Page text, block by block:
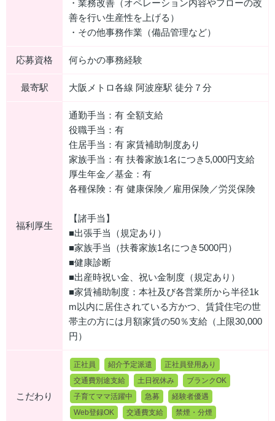
・業務改善（オペレーション内容やフローの改
善を行い生産性を上げる）
・その他事務作業（備品管理など）
応募資格 何らかの事務経験
最寄駅 大阪メトロ各線 阿波座駅 徒分７分
福利厚生
通勤手当：有 全額⽀給
役職⼿当：有
住居手当：有 家賃補助制度あり
家族手当：有 扶養家族1名につき5,000円⽀給
厚生年金／基金：有
各種保険：有 健康保険／雇用保険／労災保険
【諸手当】
■出張⼿当（規定あり）
■家族⼿当（扶養家族1名につき5000円）
■健康診断
■出産時祝い⾦、祝い⾦制度（規定あり）
■家賃補助制度：本社及び各営業所から半径1k
m以内に居住されている⽅かつ、賃貸住宅の世
帯主の⽅には⽉額家賃の50％⽀給（上限30,000
円）
こだわり
正社員 紹介予定派遣
正社員登用あり
交通費別途支給
土日祝休み
ブランクOK
子育てママ活躍中
急募
経験者優遇
Web登録OK
交通費支給
禁煙・分煙